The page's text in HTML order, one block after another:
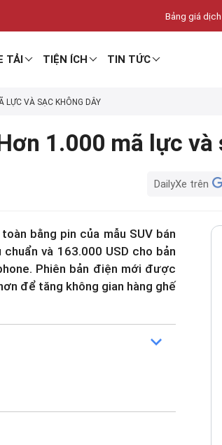
Bảng giá
TẢI TIỆN ÍCH TIN TỨC
LỰC VÀ SẠC KHÔNG DÂY
1.000 mã lực và
DailyXe trên
bằng pin của mẫu SUV bán
và 163.000 USD cho bản
Phiên bản điện mới được
để tăng không gian hàng ghế